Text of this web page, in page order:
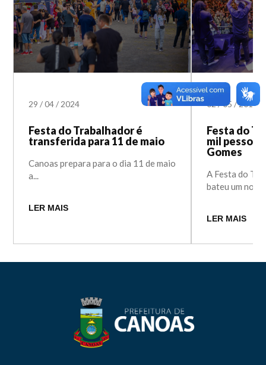
29 /04 /2024
Festa do Trabalhador é
transferida para 11 de maio
Canoas prepara para o dia 11 de maio
a...
LER MAIS
02/05 /2019
Festa do
mil
Gomes
A Festa do
bateu um
LER MAIS